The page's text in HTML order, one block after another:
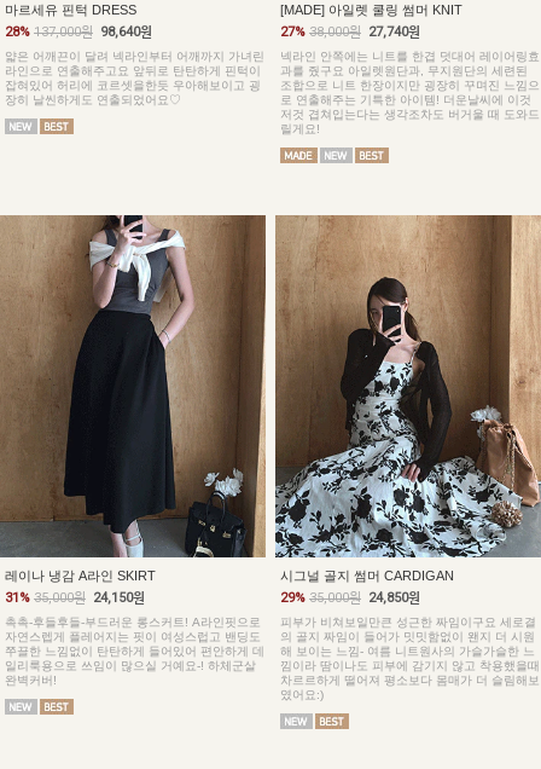
마르세유 핀턱 DRESS
28% 137,000원 98,640원
얇은 어깨끈이 달려 넥라인부터 어깨까지 가녀린
라인으로 연출해주고요 앞뒤로 탄탄하게 핀턱이
잡혀있어 허리에 코르셋을한듯 우아해보이고 굉
장히 날씬하게도 연출되었어요♡
[MADE] 아일렛 쿨링 썸머 KNIT
27% 38,000원 27,740원
넥라인 안쪽에는 니트를 한겹 덧대어 레이어링효
과를 줬구요 아일렛원단과, 무지원단의 세련된
조합으로 니트 한장이지만 굉장히 꾸며진 느낌으
로 연출해주는 기특한 아이템! 더운날씨에 이것
저것 겹쳐입는다는 생각조차도 버거울 때 도와드
릴게요!
레이나 냉감 A라인 SKIRT
31% 35,000원 24,150원
촉촉-후들후들-부드러운 롱스커트! A라인핏으로
자연스렙게 플레어지는 핏이 여성스럽고 밴딩도
쭈끌한 느낌없이 탄탄하게 들어있어 편안하게 데
일리룩용으로 쓰임이 많으실 거예요-! 하체군살
완벽커버!
시그널 골지 썸머 CARDIGAN
29% 35,000원 24,850원
피부가 비쳐보일만큰 성근한 짜임이구요 세로결
의 골지 짜임이 들어가 밋밋함없이 왠지 더 시원
해 보이는 느낌- 여름 니트원사의 가슬가슬한 느
낌이라 땀이나도 피부에 감기지 않고 착용했을때
차르르하게 떨어져 평소보다 몸매가 더 슬림해보
였어요:)